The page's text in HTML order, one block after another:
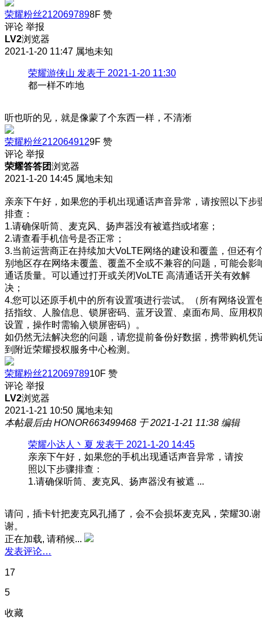
荣耀粉丝2120697898F 赞
评论 举报
LV2浏览器
2021-1-20 11:47 属地未知
荣耀游侠山 发表于 2021-1-20 11:30
都一样不咋地
听也听的见，就是像蒙了个东西一样，不清淅
荣耀粉丝2120649129F 赞
评论 举报
荣耀答答团浏览器
2021-1-20 14:45 属地未知
亲亲下午好，如果您的手机出现通话声音异常，请按照以下步
排查：
1.请确保听筒、麦克风、扬声器没有被遮挡或堵塞；
2.请查看手机信号是否正常；
3.当前运营商正在持续加大VoLTE网络的建设和覆盖，但还有
别地区存在网络未覆盖、覆盖不全或不兼容的问题，可能会影
通话质量。可以通过打开或关闭VoLTE 高清通话开关有效解
决；
4.您可以还原手机中的所有设置项进行尝试。（所有网络设置
括指纹、人脸信息、锁屏密码、蓝牙设置、桌面布局、应用权
设置，操作时需输入锁屏密码）。
如仍然无法解决您的问题，请您提前备份好数据，携带购机凭
到附近荣耀授权服务中心检测。
荣耀粉丝21206978910F 赞
评论 举报
LV2浏览器
2021-1-21 10:50 属地未知
本帖最后由 HONOR663499468 于 2021-1-21 11:38 编辑
荣耀小达人丶夏 发表于 2021-1-20 14:45
亲亲下午好，如果您的手机出现通话声音异常，请按
照以下步骤排查：
1.请确保听筒、麦克风、扬声器没有被遮 ...
请问，插卡针把麦克风孔捅了，会不会损坏麦克风，荣耀30.谢
谢。
正在加载, 请稍候...
发表评论…
17
5
收藏